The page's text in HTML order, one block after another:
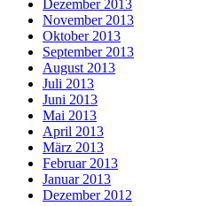
Dezember 2013
November 2013
Oktober 2013
September 2013
August 2013
Juli 2013
Juni 2013
Mai 2013
April 2013
März 2013
Februar 2013
Januar 2013
Dezember 2012